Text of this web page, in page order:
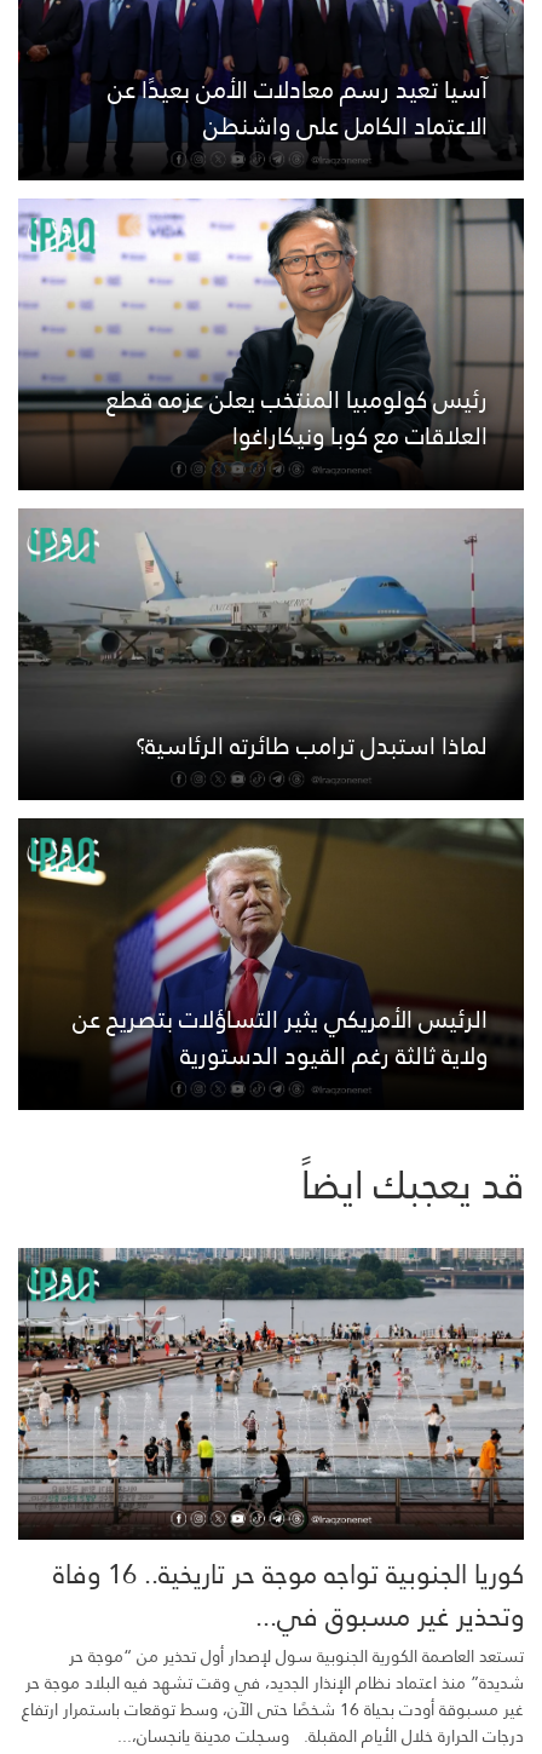
آسيا تعيد رسم معادلات الأمن بعيدًا عن
الاعتماد الكامل على واشنطن
رئيس كولومبيا المنتخب يعلن عزمه قطع
العلاقات مع كوبا ونيكاراغوا
لماذا استبدل ترامب طائرته الرئاسية؟
الرئيس الأمريكي يثير التساؤلات بتصريح عن
ولاية ثالثة رغم القيود الدستورية
قد يعجبك ايضاً
كوريا الجنوبية تواجه موجة حر تاريخية.. 16 وفاة
وتحذير غير مسبوق في...
تستعد العاصمة الكورية الجنوبية سول لإصدار أول تحذير من “موجة حر
شديدة” منذ اعتماد نظام الإنذار الجديد، في وقت تشهد فيه البلاد موجة حر
غير مسبوقة أودت بحياة 16 شخصًا حتى الآن، وسط توقعات باستمرار ارتفاع
درجات الحرارة خلال الأيام المقبلة. وسجلت مدينة يانجسان،...